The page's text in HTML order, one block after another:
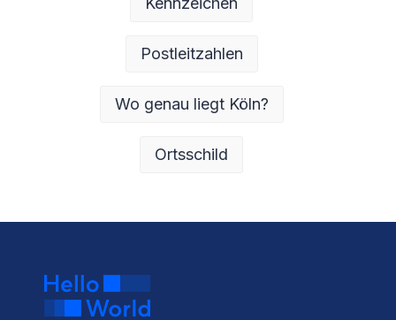
Postleitzahlen
Wo genau liegt Köln?
Ortsschild